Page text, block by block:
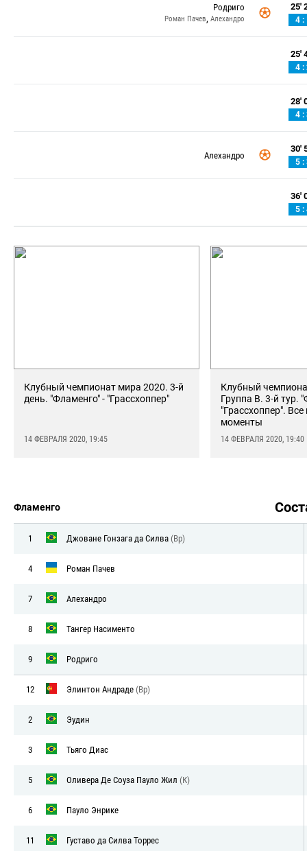
Родриго
Роман Пачев, Алехандро
25'
4 :
25'
4 :
28'
4 :
Алехандро
30'
5 :
36'
5 :
Клубный чемпионат мира 2020. 3-й
день. "Фламенго" - "Грассхоппер"
14 ФЕВРАЛЯ 2020, 19:45
Клубный
Группа В. 3-й тур.
"Грассхоппер".
моменты
14 ФЕВРАЛЯ 2020, 19:40
Фламенго
1 Джоване Гонзага да Силва (Вр)
4 Роман Пачев
7 Алехандро
8 Тангер Насименто
9 Родриго
12 Элинтон Андраде (Вр)
2 Эудин
3 Тьяго Диас
5 Оливера Де Соуза Пауло Жил (К)
6 Пауло Энрике
11 Густаво да Силва Торрес